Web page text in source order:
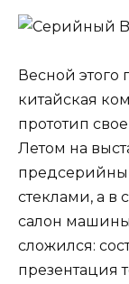
Весной этого
китайская
прототип
Летом на
стеклами, а в
салон
сложился:
презентация